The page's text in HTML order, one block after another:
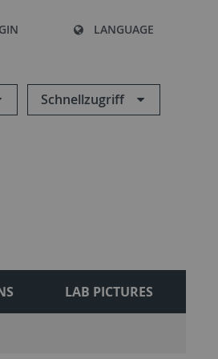
LANGUAGE
Schnellzugriff
LAB PICTURES